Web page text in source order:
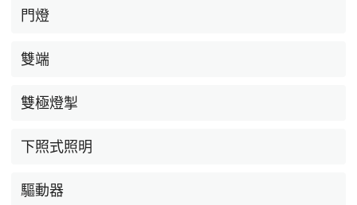
門燈
雙端
雙極燈掣
下照式照明
驅動器